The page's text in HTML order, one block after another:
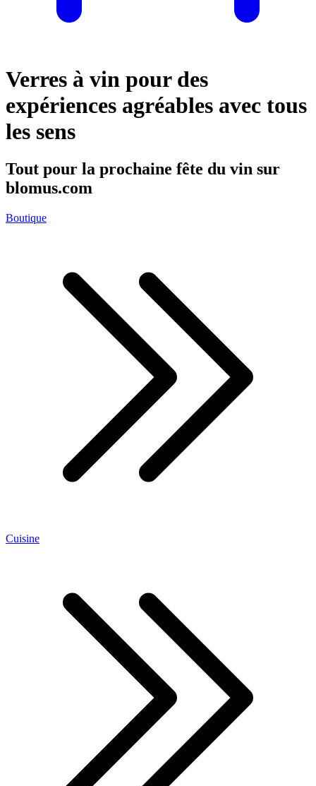
Verres à vin pour des
expériences agréables avec tous
les sens
Tout pour la prochaine fête du vin sur
blomus.com
Boutique
Cuisine